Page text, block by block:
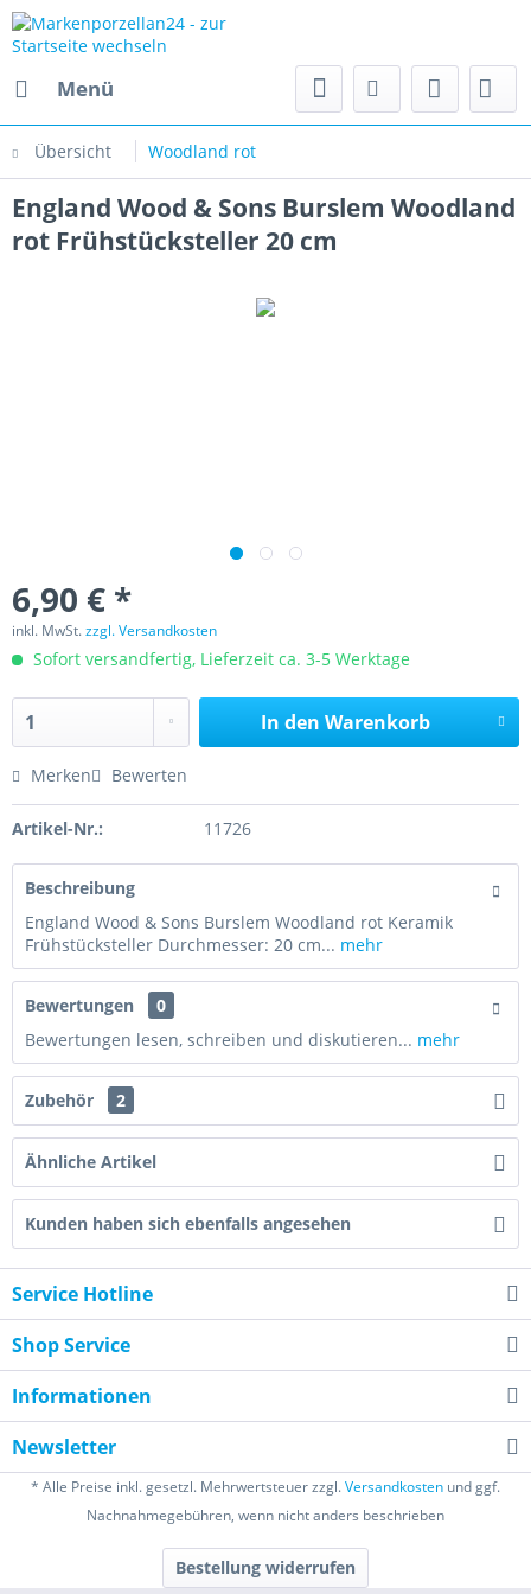
Menü
Übersicht Woodland rot
England Wood & Sons Burslem Woodland
rot Frühstücksteller 20 cm
6,90 € *
inkl. MwSt.zzgl. Versandkosten
Sofort versandfertig, Lieferzeit ca. 3-5 Werktage
In den Warenkorb
Merken Bewerten
Artikel-Nr.: 11726
Beschreibung
England Wood & Sons Burslem Woodland rot Keramik
Frühstücksteller Durchmesser: 20 cm... mehr
Bewertungen
0
Bewertungen lesen, schreiben und diskutieren... mehr
Zubehör 2
Ähnliche Artikel
Kunden haben sich ebenfalls angesehen
Service Hotline
Shop Service
Informationen
Newsletter
* Alle Preise inkl. gesetzl. Mehrwertsteuer zzgl.Versandkosten und ggf.
Nachnahmegebühren, wenn nicht anders beschrieben
Bestellung widerrufen